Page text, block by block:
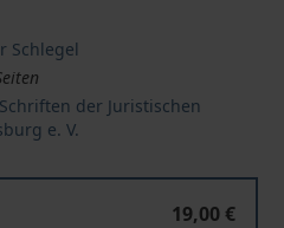
Schlegel
Schriften der Juristischen
e. V.
19,00 €